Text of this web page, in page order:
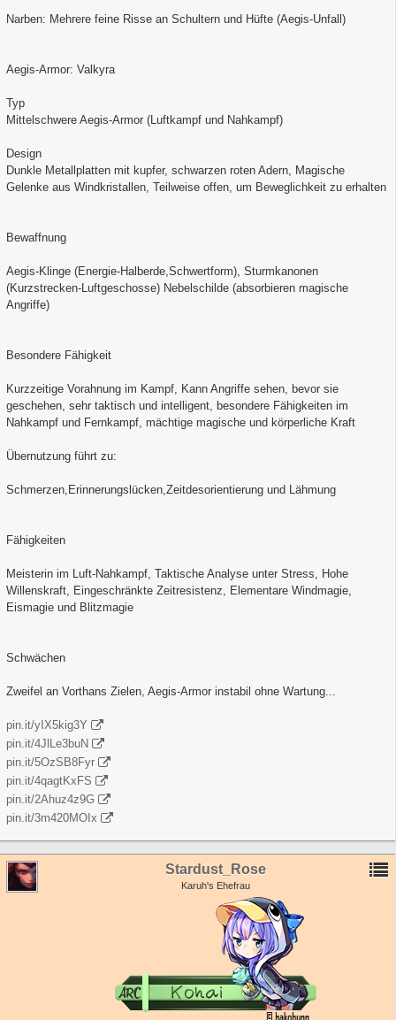
Narben: Mehrere feine Risse an Schultern und Hüfte (Aegis-Unfall)
Aegis-Armor: Valkyra
Typ
Mittelschwere Aegis-Armor (Luftkampf und Nahkampf)
Design
Dunkle Metallplatten mit kupfer, schwarzen roten Adern, Magische
Gelenke aus Windkristallen, Teilweise offen, um Beweglichkeit zu erhalten
Bewaffnung
Aegis-Klinge (Energie-Halberde,Schwertform), Sturmkanonen
(Kurzstrecken-Luftgeschosse) Nebelschilde (absorbieren magische
Angriffe)
Besondere Fähigkeit
Kurzzeitige Vorahnung im Kampf, Kann Angriffe sehen, bevor sie
geschehen, sehr taktisch und intelligent, besondere Fähigkeiten im
Nahkampf und Fernkampf, mächtige magische und körperliche Kraft
Übernutzung führt zu:
Schmerzen,Erinnerungslücken,Zeitdesorientierung und Lähmung
Fähigkeiten
Meisterin im Luft-Nahkampf, Taktische Analyse unter Stress, Hohe
Willenskraft, Eingeschränkte Zeitresistenz, Elementare Windmagie,
Eismagie und Blitzmagie
Schwächen
Zweifel an Vorthans Zielen, Aegis-Armor instabil ohne Wartung...
pin.it/yIX5kig3Y
pin.it/4JlLe3buN
pin.it/5OzSB8Fyr
pin.it/4qagtKxFS
pin.it/2Ahuz4z9G
pin.it/3m420MOIx
Stardust_Rose
Karuh's Ehefrau